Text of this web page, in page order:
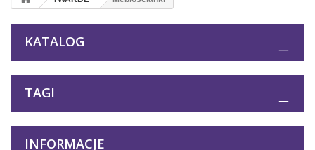
KATALOG
TAGI
INFORMACJE